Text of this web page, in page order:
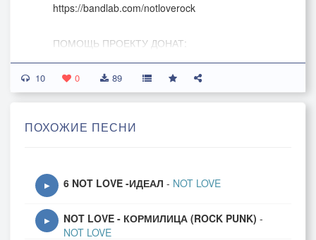
https://bandlab.com/notloverock
ПОМОЩЬ ПРОЕКТУ ДОНАТ:
http://www.donationalerts.ru/r/dobryputnik
#notlove #music #rock
10 0 89
ПОХОЖИЕ ПЕСНИ
▶ 6 NOT LOVE -ИДЕАЛ - NOT LOVE
▶ NOT LOVE - КОРМИЛИЦА (ROCK PUNK) -
NOT LOVE